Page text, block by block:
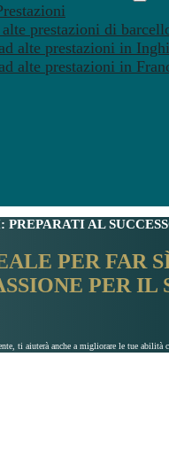
prestazioni di
alte prestazioni in
alte prestazioni in
: PREPARATI AL
PER FAR
PER IL
ti aiuterà anche a migliorare le tue abilità